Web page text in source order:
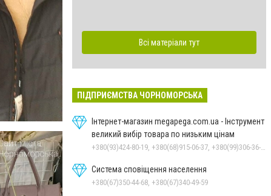
Всі матеріали тут
ПІДПРИЄМСТВА ЧОРНОМОРСЬКА
Інтернет-магазин megapega.com.ua - Інструмент
великий вибір товара по низьким цінам
Система сповіщення населення
+380(67)350-44-68, +380(67)340-49-59